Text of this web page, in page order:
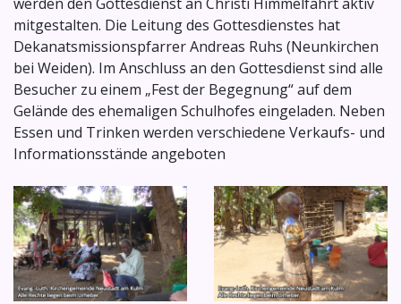
mitgestalten. Die Leitung des Gottesdienstes hat
Dekanatsmissionspfarrer Andreas Ruhs (Neunkirchen
bei Weiden). Im Anschluss an den Gottesdienst sind alle
Besucher zu einem „Fest der Begegnung“ auf dem
Gelände des ehemaligen Schulhofes eingeladen. Neben
Essen und Trinken werden verschiedene Verkaufs- und
Informationsstände angeboten